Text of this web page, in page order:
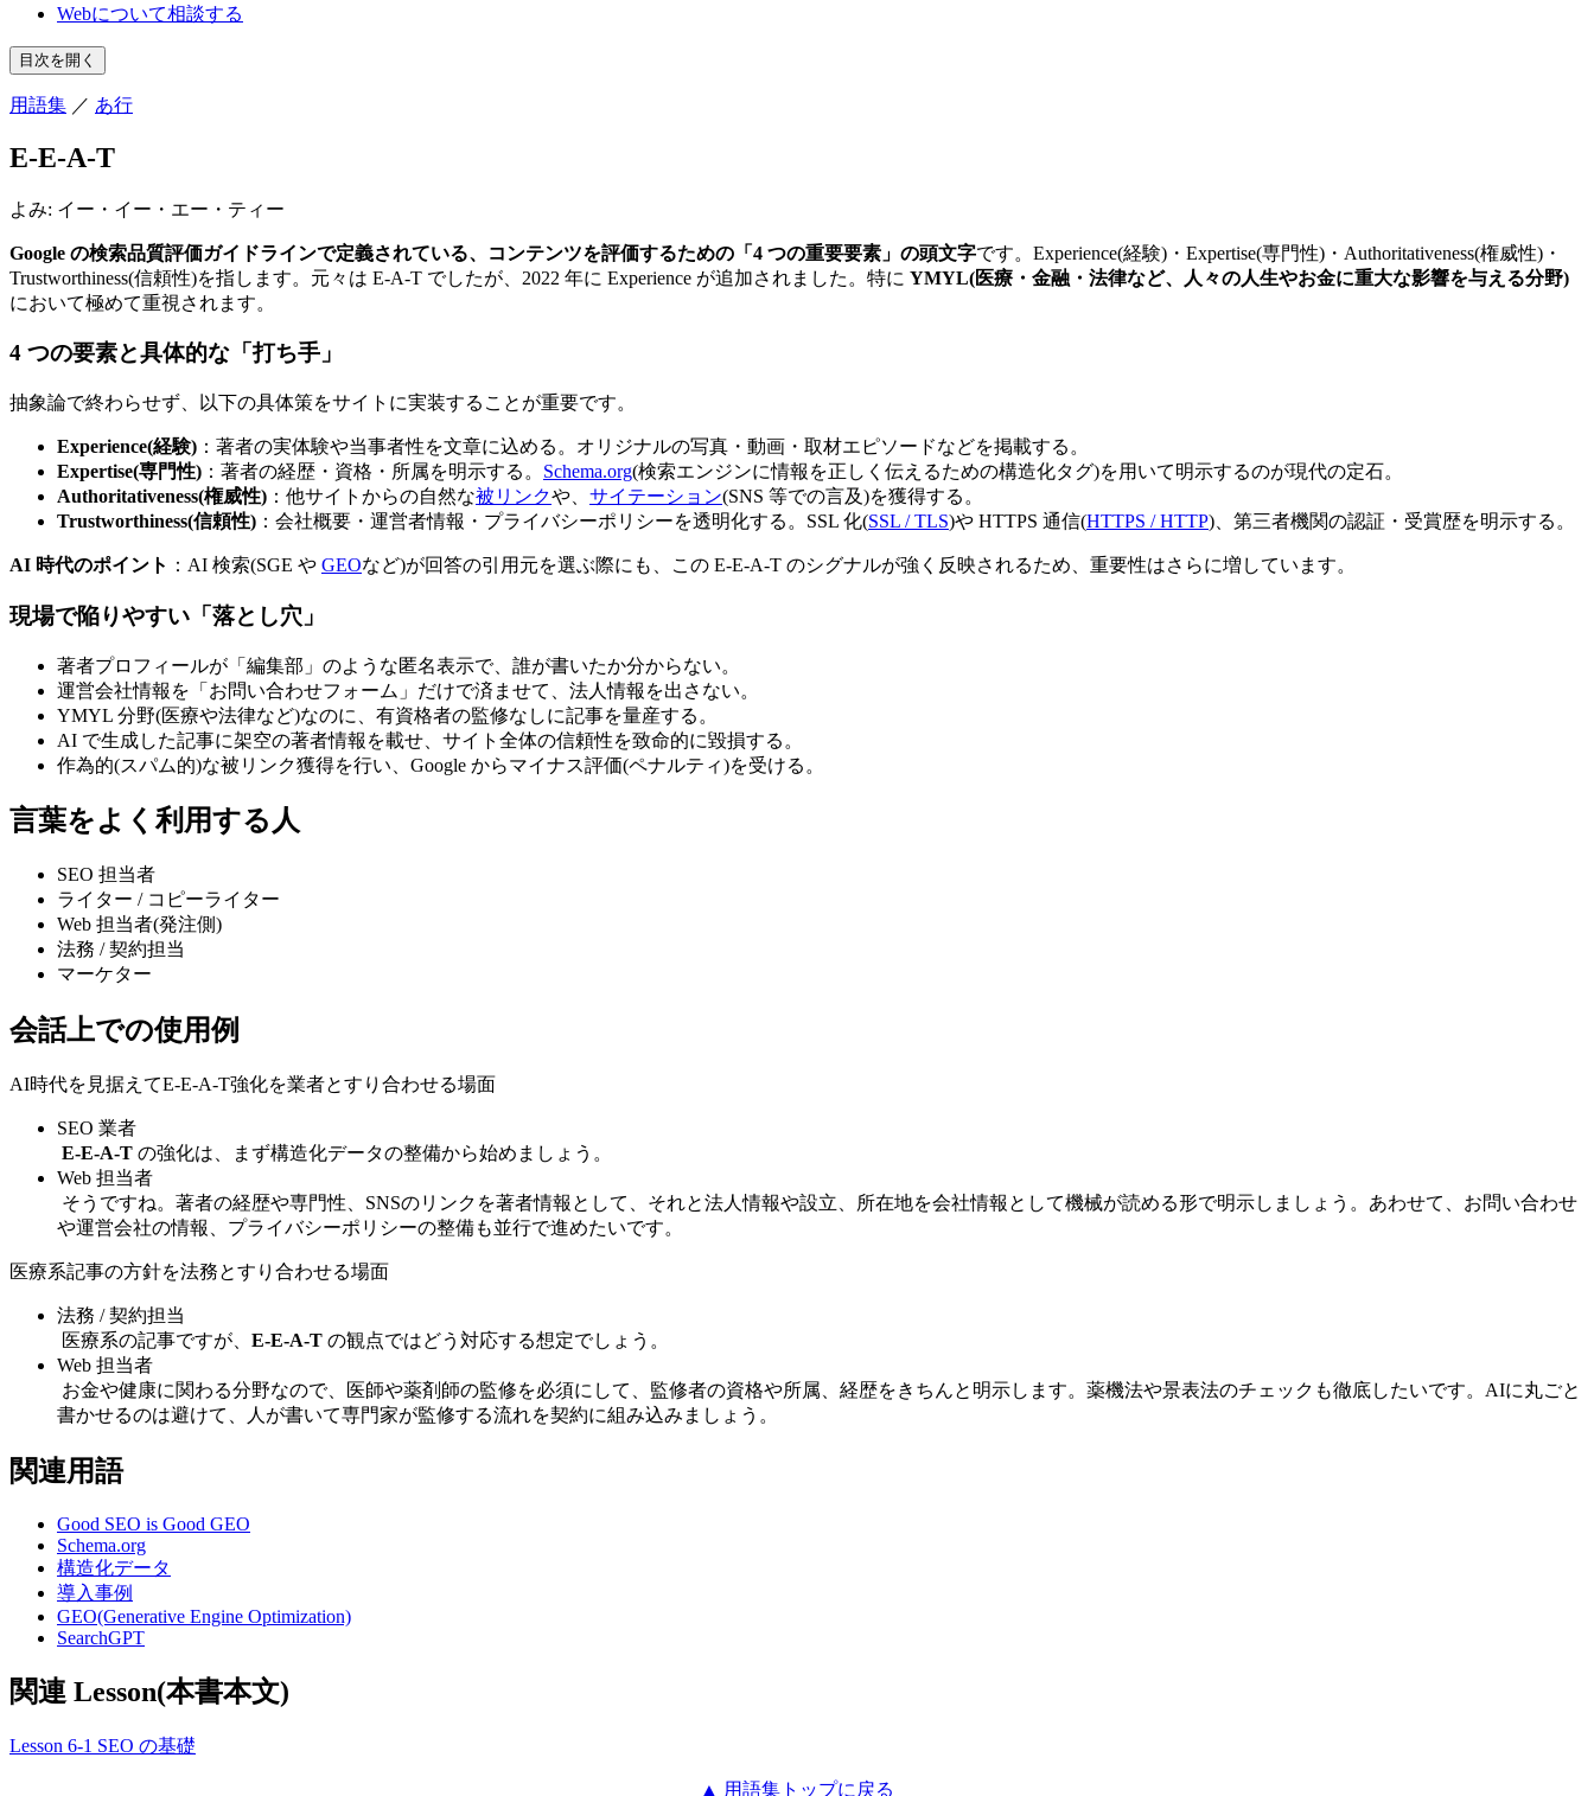
Webについて相談する
目次を開く
用語集 ／ あ行
E-E-A-T
よみ: イー・イー・エー・ティー
Google の検索品質評価ガイドラインで定義されている、コンテンツを評価するための「4 つの重要要素」の頭文字です。Experience(経験)・Expertise(専門性)・Authoritativeness(権威性)・
Trustworthiness(信頼性)を指します。元々は E-A-T でしたが、2022 年に Experience が追加されました。特に YMYL(医療・金融・法律など、人々の人生やお金に重大な影響を与える分野)
において極めて重視されます。
4 つの要素と具体的な「打ち手」
抽象論で終わらせず、以下の具体策をサイトに実装することが重要です。
Experience(経験) ：著者の実体験や当事者性を文章に込める。オリジナルの写真・動画・取材エピソードなどを掲載する。
Expertise(専門性) ：著者の経歴・資格・所属を明示する。 Schema.org(検索エンジンに情報を正しく伝えるための構造化タグ)を用いて明示するのが現代の定石。
Authoritativeness(権威性) ：他サイトからの自然な被リンクや、 サイテーション(SNS 等での言及)を獲得する。
Trustworthiness(信頼性) ：会社概要・運営者情報・プライバシーポリシーを透明化する。SSL 化(SSL / TLS)や HTTPS 通信(HTTPS / HTTP)、第三者機関の認証・受賞歴を明示する。
AI 時代のポイント ：AI 検索(SGE や GEOなど)が回答の引用元を選ぶ際にも、この E-E-A-T のシグナルが強く反映されるため、重要性はさらに増しています。
現場で陥りやすい「落とし穴」
著者プロフィールが「編集部」のような匿名表示で、誰が書いたか分からない。
運営会社情報を「お問い合わせフォーム」だけで済ませて、法人情報を出さない。
YMYL 分野(医療や法律など)なのに、有資格者の監修なしに記事を量産する。
AI で生成した記事に架空の著者情報を載せ、サイト全体の信頼性を致命的に毀損する。
作為的(スパム的)な被リンク獲得を行い、Google からマイナス評価(ペナルティ)を受ける。
言葉をよく利用する人
SEO 担当者
ライター / コピーライター
Web 担当者(発注側)
法務 / 契約担当
マーケター
会話上での使用例
AI時代を見据えてE-E-A-T強化を業者とすり合わせる場面
SEO 業者
E-E-A-T の強化は、まず構造化データの整備から始めましょう。
Web 担当者
そうですね。著者の経歴や専門性、SNSのリンクを著者情報として、それと法人情報や設立、所在地を会社情報として機械が読める形で明示しましょう。あわせて、お問い合わせ
や運営会社の情報、プライバシーポリシーの整備も並行で進めたいです。
医療系記事の方針を法務とすり合わせる場面
法務 / 契約担当
医療系の記事ですが、 E-E-A-T の観点ではどう対応する想定でしょう。
Web 担当者
お金や健康に関わる分野なので、医師や薬剤師の監修を必須にして、監修者の資格や所属、経歴をきちんと明示します。薬機法や景表法のチェックも徹底したいです。AIに丸ごと
書かせるのは避けて、人が書いて専門家が監修する流れを契約に組み込みましょう。
関連用語
Good SEO is Good GEO
Schema.org
構造化データ
導入事例
GEO(Generative Engine Optimization)
SearchGPT
関連 Lesson(本書本文)
Lesson 6-1 SEO の基礎
▲ 用語集トップに戻る